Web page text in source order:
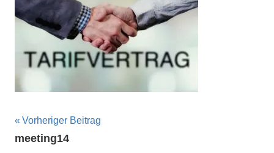
Beitragsnavigation
Vorheriger Beitrag
meeting14